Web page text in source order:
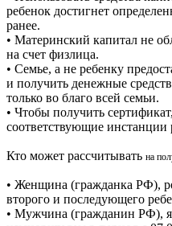
ребенок достигнет
ранее.
• Материнский капитал не
на счет физлица.
• Семье, а не ребенку
и получить денежные
только во благо всей семьи.
• Чтобы получить
соответствующие инстанции
Кто может рассчитывать на
• Женщина (гражданка РФ),
второго и последующего
• Мужчина (гражданин РФ),